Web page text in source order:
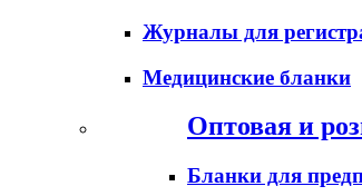
Журналы для
Медицинские бланки
Оптовая и
Бланки для